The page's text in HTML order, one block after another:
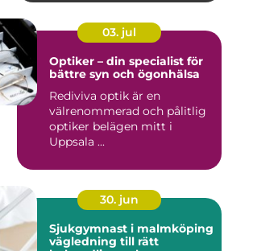
03. jul
Optiker – din specialist för
bättre syn och ögonhälsa
Rediviva optik är en
välrenommerad och pålitlig
optiker belägen mitt i
Uppsala ...
30. jun
Sjukgymnast i malmköping
vägledning till rätt